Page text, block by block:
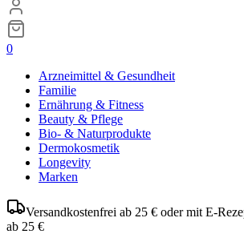
0
Arzneimittel & Gesundheit
Familie
Ernährung & Fitness
Beauty & Pflege
Bio- & Naturprodukte
Dermokosmetik
Longevity
Marken
Versandkostenfrei ab 25 € oder mit E-
ab 25 €